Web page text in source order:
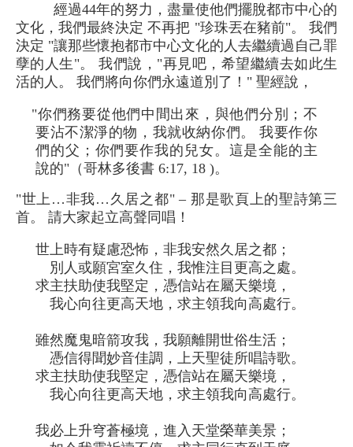
經過44年的努力，盡量使他們擺脫都市中心的
文化，我們最終決定 不再把 "珍珠丟在豬前"。 我們
決定 "讓那些懷抱都市中心文化的人去繼續過自己罪
孽的人生"。 我們說，"再見吧，希望繼續去如此生
活的人。 我們將向你們永遠道別了！" 聖經說，
"你們務要從他們中間出來，與他們分別；不
要沾不潔淨的物，我就收納你們。 我要作你
們的父；你們要作我的兒女。這是全能的主
說的"（哥林多後書 6:17, 18 )。
"世上…非我…久居之都" – 那是歌頁上的聖詩第三
首。 請大家起立高聲同唱！
世上時有疑慮恐怖，非我安然久居之都；
別人或願宮室久住，我惟注目更高之處。
求主扶助使我堅定，憑信站在屬天樂境，
我心向往更高天地，求主領我向高處行。
雖然魔鬼暗箭攻我，我願離開世俗生活；
憑信得聞妙音佳調，上天聖徒所唱詩歌。
求主扶助使我堅定，憑信站在屬天樂境，
我心向往更高天地，求主領我向高處行。
我必上升穹蒼極境，進入天堂榮華美景；